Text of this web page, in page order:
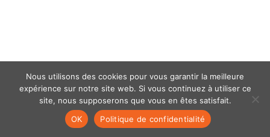
Mentions légales- politique de confidentialité- © coclico 2026
Nous utilisons des cookies pour vous garantir la meilleure
expérience sur notre site web. Si vous continuez à utiliser ce
site, nous supposerons que vous en êtes satisfait.
OK
Politique de confidentialité